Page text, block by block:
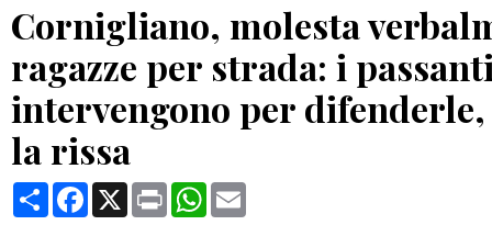
Cornigliano, molesta
ragazze per strada: i
intervengono per
la rissa
CondividiFacebook
X Print WhatsApp